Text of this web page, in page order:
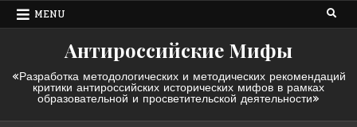
Skip
MENU
Антироссийские Мифы
«Разработка методологических и методических рекомендаций
критики антироссийских исторических мифов в рамках
образовательной и просветительской деятельности»